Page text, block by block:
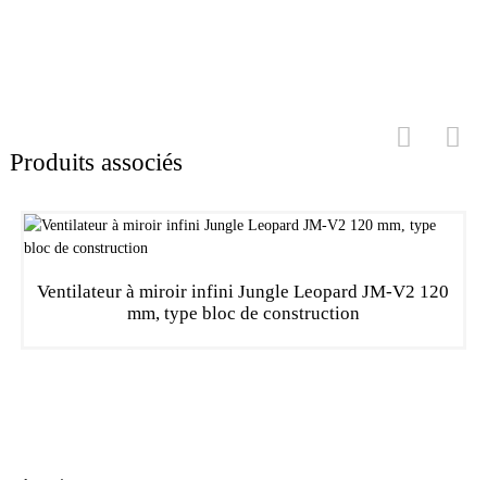
Produits associés
Ventilateur à miroir infini Jungle Leopard JM-V2 120
mm, type bloc de construction